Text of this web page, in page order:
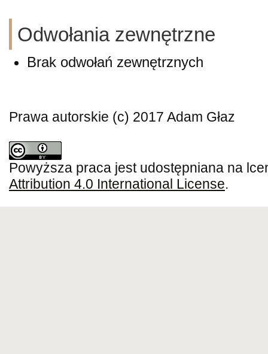
Odwołania zewnętrzne
Brak odwołań zewnętrznych
Prawa autorskie (c) 2017 Adam Głaz
Powyższa praca jest udostępniana na
Attribution 4.0 International License.